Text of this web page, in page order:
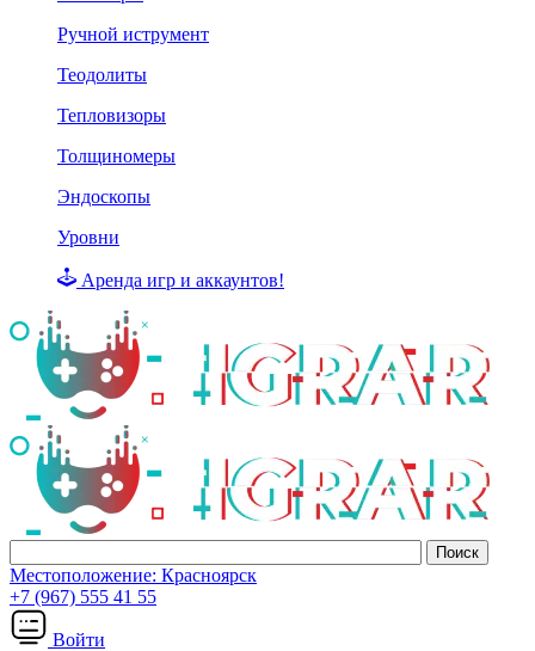
Ручной иструмент
Теодолиты
Тепловизоры
Толщиномеры
Эндоскопы
Уровни
Аренда игр и аккаунтов!
Местоположение: Красноярск
+7 (967) 555 41 55
Войти